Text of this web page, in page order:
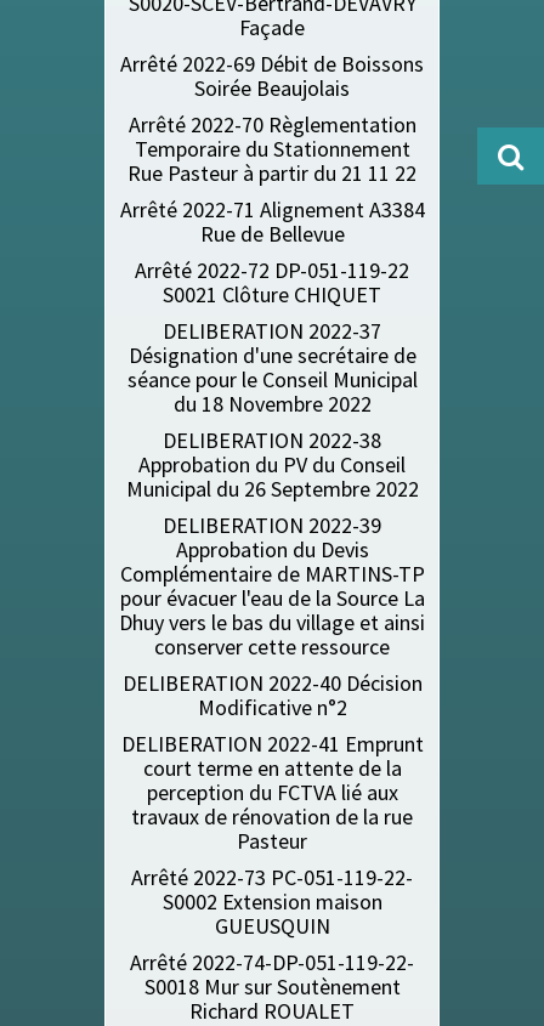
Façade
Arrêté 2022-69 Débit de Boissons
Soirée Beaujolais
Arrêté 2022-70 Règlementation
Temporaire du Stationnement
Rue Pasteur à partir du 21 11 22
Arrêté 2022-71 Alignement A3384
Rue de Bellevue
Arrêté 2022-72 DP-051-119-22
S0021 Clôture CHIQUET
DELIBERATION 2022-37
Désignation d'une secrétaire de
séance pour le Conseil Municipal
du 18 Novembre 2022
DELIBERATION 2022-38
Approbation du PV du Conseil
Municipal du 26 Septembre 2022
DELIBERATION 2022-39
Approbation du Devis
Complémentaire de MARTINS-TP
pour évacuer l'eau de la Source La
Dhuy vers le bas du village et ainsi
conserver cette ressource
DELIBERATION 2022-40 Décision
Modificative n°2
DELIBERATION 2022-41 Emprunt
court terme en attente de la
perception du FCTVA lié aux
travaux de rénovation de la rue
Pasteur
Arrêté 2022-73 PC-051-119-22-
S0002 Extension maison
GUEUSQUIN
Arrêté 2022-74-DP-051-119-22-
S0018 Mur sur Soutènement
Richard ROUALET